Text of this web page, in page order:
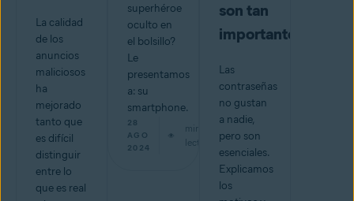
La calidad
de los
anuncios
maliciosos
ha
mejorado
tanto que
es difícil
distinguir
entre lo
que es real
superhéroe
oculto en
el bolsillo?
Le
presentamos
a: su
smartphone.
28
AGO
2024
min de
lectura
son tan
importantes
Las
contraseñas
no gustan
a nadie,
pero son
esenciales.
Explicamos
los